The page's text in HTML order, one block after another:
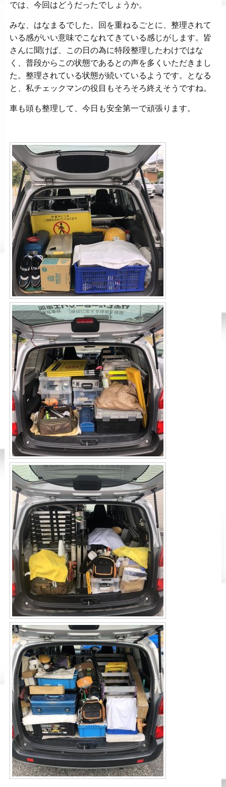
では、今回はどうだったでしょうか。
みな、はなまるでした。回を重ねるごとに、整理されて
いる感がいい意味でこなれてきている感じがします。皆
さんに聞けば、この日の為に特段整理したわけではな
く、普段からこの状態であるとの声を多くいただきまし
た。整理されている状態が続いているようです。となる
と、私チェックマンの役目もそろそろ終えそうですね。
車も頭も整理して、今日も安全第一で頑張ります。